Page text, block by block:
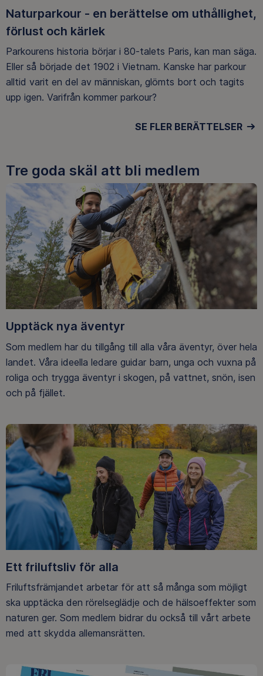
Naturparkour - en berättelse om uthållighet,
förlust och kärlek
Parkourens historia börjar i 80-talets Paris, kan man säga.
Eller så började det 1902 i Vietnam. Kanske har parkour
alltid varit en del av människan, glömts bort och tagits
upp igen. Varifrån kommer parkour?
SE FLER BERÄTTELSER
Tre goda skäl att bli medlem
Upptäck nya äventyr
Som medlem har du tillgång till alla våra äventyr, över hela
landet. Våra ideella ledare guidar barn, unga och vuxna på
roliga och trygga äventyr i skogen, på vattnet, snön, isen
och på fjället.
Ett friluftsliv för alla
Friluftsfrämjandet arbetar för att så många som möjligt
ska upptäcka den rörelseglädje och de hälsoeffekter som
naturen ger. Som medlem bidrar du också till vårt arbete
med att skydda allemansrätten.